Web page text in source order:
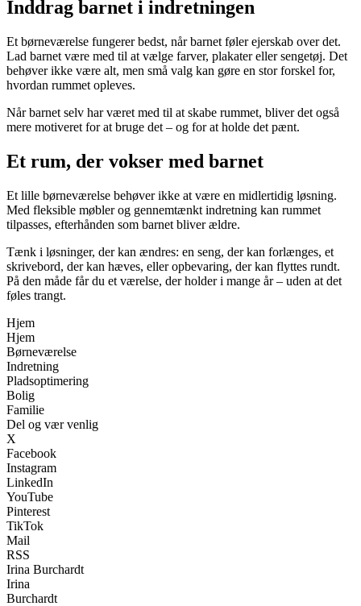
Inddrag barnet i indretningen
Et børneværelse fungerer bedst, når barnet føler ejerskab over det.
Lad barnet være med til at vælge farver, plakater eller sengetøj. Det
behøver ikke være alt, men små valg kan gøre en stor forskel for,
hvordan rummet opleves.
Når barnet selv har været med til at skabe rummet, bliver det også
mere motiveret for at bruge det – og for at holde det pænt.
Et rum, der vokser med barnet
Et lille børneværelse behøver ikke at være en midlertidig løsning.
Med fleksible møbler og gennemtænkt indretning kan rummet
tilpasses, efterhånden som barnet bliver ældre.
Tænk i løsninger, der kan ændres: en seng, der kan forlænges, et
skrivebord, der kan hæves, eller opbevaring, der kan flyttes rundt.
På den måde får du et værelse, der holder i mange år – uden at det
føles trangt.
Hjem
Hjem
Børneværelse
Indretning
Pladsoptimering
Bolig
Familie
Del og vær venlig
X
Facebook
Instagram
LinkedIn
YouTube
Pinterest
TikTok
Mail
RSS
Irina Burchardt
Irina
Burchardt